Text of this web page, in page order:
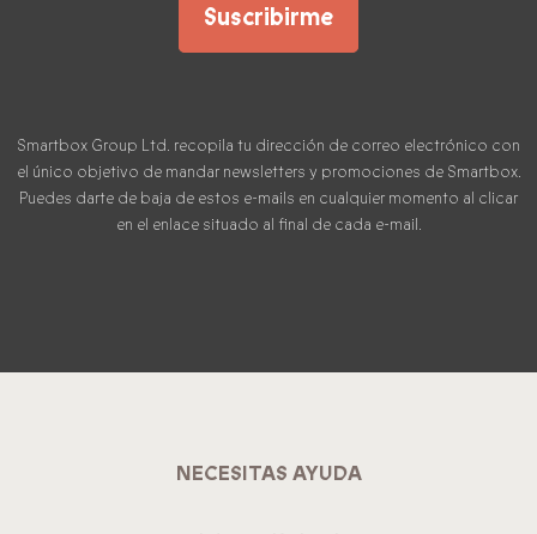
Suscribirme
Smartbox Group Ltd. recopila tu dirección de correo electrónico con
el único objetivo de mandar newsletters y promociones de Smartbox.
Puedes darte de baja de estos e-mails en cualquier momento al clicar
en el enlace situado al final de cada e-mail.
NECESITAS AYUDA